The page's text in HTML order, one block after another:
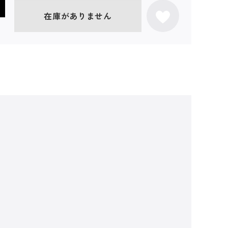
在庫がありません